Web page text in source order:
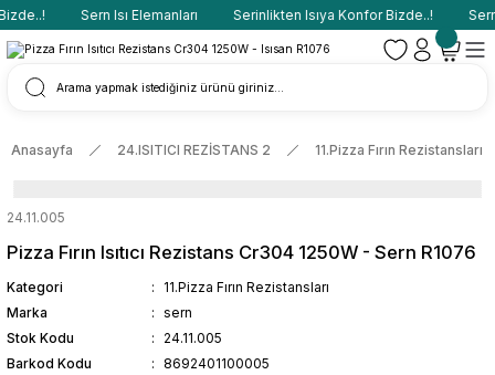
Sern Isı Elemanları Serinlikten Isıya Konfor Bizde..!
Anasayfa 24.ISITICI REZİSTANS 2 11.Pizza Fırın Rezistansları
24.11.005
Pizza Fırın Isıtıcı Rezistans Cr304 1250W - Sern R1076
Kategori
11.Pizza Fırın Rezistansları
Marka
sern
Stok Kodu
24.11.005
Barkod Kodu
8692401100005